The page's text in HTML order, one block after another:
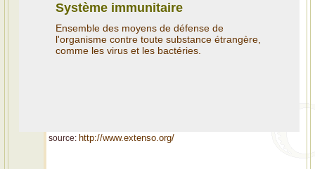
Système immunitaire
Ensemble des moyens de défense de
l'organisme contre toute substance étrangère,
comme les virus et les bactéries.
source: http://www.extenso.org/